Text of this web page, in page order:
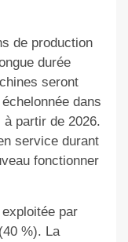
de production
durée
seront
dans
partir de 2026.
service durant
fonctionner
par
%). La